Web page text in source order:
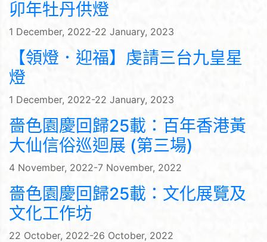
卯年牡丹供燈
1 December, 2022-22 January, 2023
【領燈．迎福】虔請三台九皇星
燈
1 December, 2022-22 January, 2023
嗇色園慶回歸25載：百年香港黃
大仙信俗巡迴展 (第三場)
4 November, 2022-7 November, 2022
嗇色園慶回歸25載：文化展覽及
文化工作坊
22 October, 2022-26 October, 2022